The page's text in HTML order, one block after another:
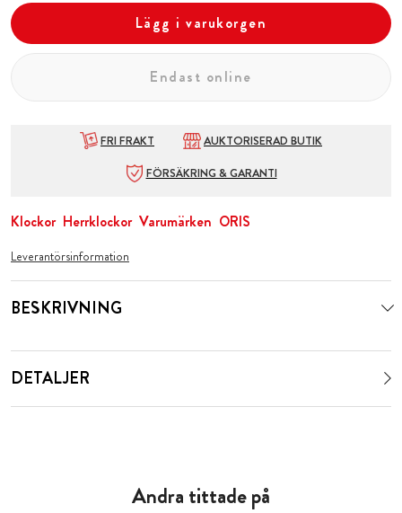
Lägg i varukorgen
Endast online
FRI FRAKT
AUKTORISERAD BUTIK
FÖRSÄKRING & GARANTI
Klockor Herrklockor Varumärken ORIS
Leverantörsinformation
BESKRIVNING
DETALJER
Andra tittade på